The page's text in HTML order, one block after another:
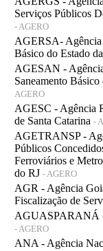
Serviços Públicos
- AGERO
AGERSA- Agência
Básico do Estado
AGESAN -
Saneamento
AGERO
AGESC - Agência
de Santa Catarina -
AGETRANSP -
Públicos
Ferroviários e
do RJ - AGERO
AGR - Agência
Fiscalização de
AGUASPARANÁ -
- AGERO
ANA - Agência